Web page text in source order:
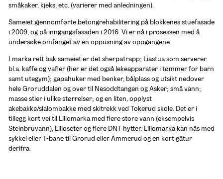
småkaker, kjeks, etc. (varierer med anledningen).
Sameiet gjennomførte betongrehabilitering på blokkenes stuefasade
i 2009, og på inngangsfasaden i 2016. Vi er nå i prosessen med å
undersøke omfanget av en oppusning av oppgangene.
I marka rett bak sameiet er det sherpatrapp; Liastua som serverer
bl.a. kaffe og vafler (her er det også lekeapparater i tømmer for barn
samt utegym); gapahuker med benker, bålplass og utsikt nedover
hele Groruddalen og over til Nesoddtangen og Asker; små vann;
masse stier i ulike størrelser; og en liten, opplyst
akebakke/slalombakke med skitrekk ved Tokerud skole. Det er i
tillegg kort vei til Lillomarka med flere store vann (eksempelvis
Steinbruvann), Lilloseter og flere DNT hytter. Lillomarka kan nås med
sykkel eller T-bane til Grorud eller Ammerud og en kort gåtur
derifra.